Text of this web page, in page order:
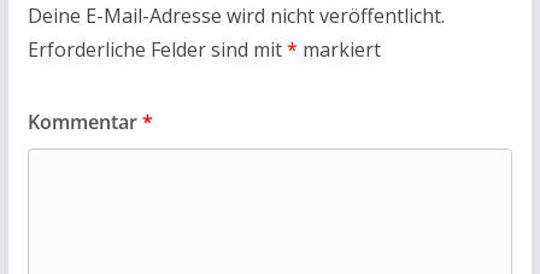
Deine E-Mail-Adresse wird nicht veröffentlicht.
Erforderliche Felder sind mit* markiert
Kommentar*